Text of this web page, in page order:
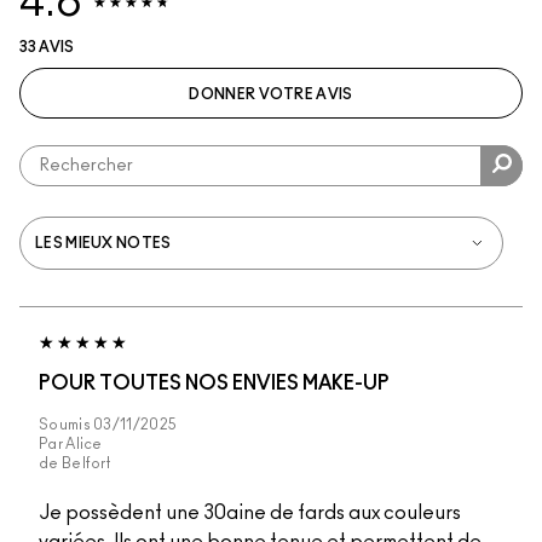
33 AVIS
DONNER VOTRE AVIS
POUR TOUTES NOS ENVIES MAKE-UP
Soumis 03/11/2025
ParAlice
de Belfort
Je possèdent une 30aine de fards aux couleurs